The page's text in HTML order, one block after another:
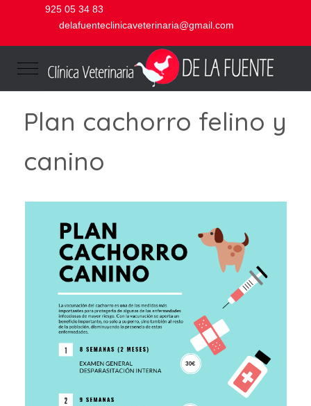
925 05 34 83
delafuenteclinicaveterinaria@gmail.com
Mobile Menu Toggle
Plan cachorro felino y
canino